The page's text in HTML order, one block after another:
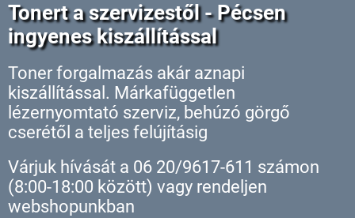
Tonert a szervizestől - Pécsen
ingyenes kiszállítással
Toner forgalmazás akár aznapi
kiszállítással. Márkafüggetlen
lézernyomtató szerviz, behúzó görgő
cserétől a teljes felújításig
Várjuk hívását a 06 20/9617-611 számon
(8:00-18:00 között) vagy rendeljen
webshopunkban